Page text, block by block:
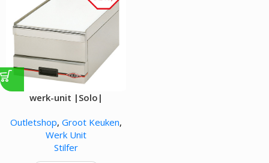
werk-unit |Solo|
Outletshop, Groot Keuken,
Werk Unit
Stilfer